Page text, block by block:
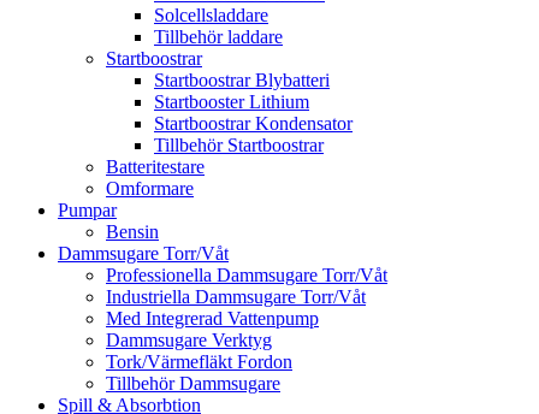
Solcellsladdare
Tillbehör laddare
Startboostrar
Startboostrar Blybatteri
Startbooster Lithium
Startboostrar Kondensator
Tillbehör Startboostrar
Batteritestare
Omformare
Pumpar
Bensin
Dammsugare Torr/Våt
Professionella Dammsugare Torr/Våt
Industriella Dammsugare Torr/Våt
Med Integrerad Vattenpump
Dammsugare Verktyg
Tork/Värmefläkt Fordon
Tillbehör Dammsugare
Spill & Absorbtion